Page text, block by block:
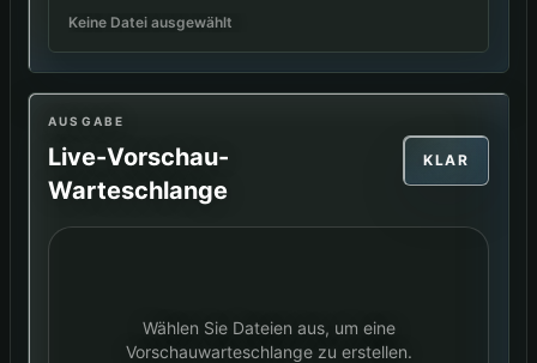
Keine Datei ausgewählt
AUSGABE
Live-Vorschau-
Warteschlange
KLAR
Wählen Sie Dateien aus, um eine
Vorschauwarteschlange zu erstellen.